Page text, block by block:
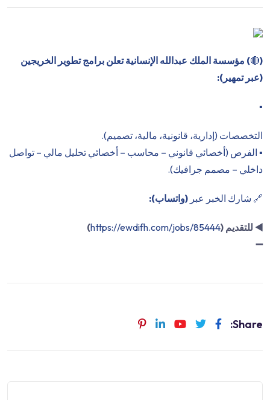
(
🔴) مؤسسة الملك عبدالله الإنسانية تعلن برامج تطوير الخريجين
(عبر تمهير):
▪️
التخصصات (إدارية، قانونية، مالية، تصميم).
▪️ الفرص (أخصائي قانوني – محاسب – أخصائي تحليل مالي – تواصل
داخلي – مصمم جرافيك).
🔗 شارك الخبر عبر (واتساب):
◀️ للتقديم (https://ewdifh.com/jobs/85444
)
➖
Share: